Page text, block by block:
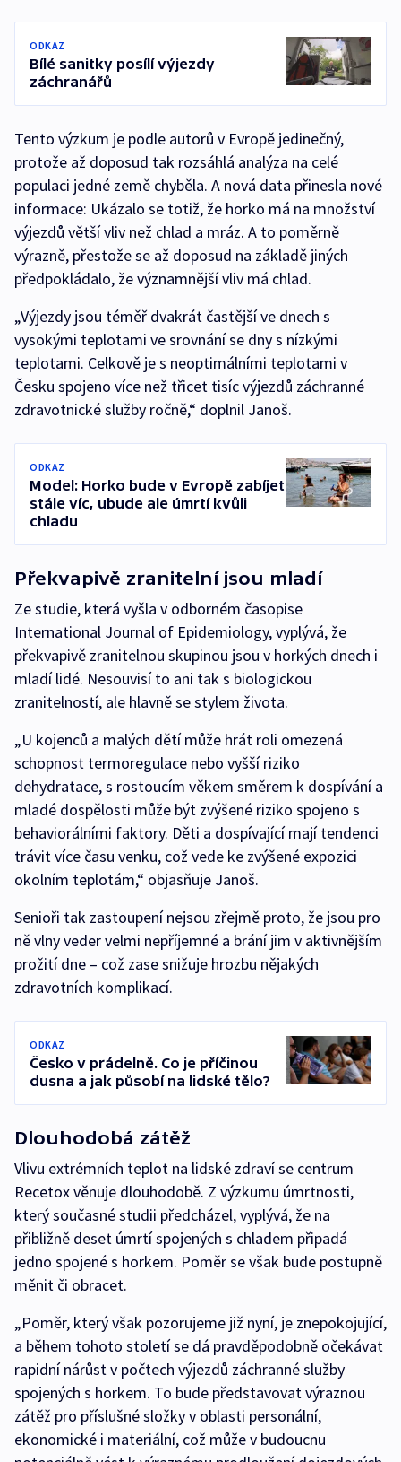
ODKAZ
Bílé sanitky posílí výjezdy
záchranářů
Tento výzkum je podle autorů v Evropě jedinečný,
protože až doposud tak rozsáhlá analýza na celé
populaci jedné země chyběla. A nová data přinesla nové
informace: Ukázalo se totiž, že horko má na množství
výjezdů větší vliv než chlad a mráz. A to poměrně
výrazně, přestože se až doposud na základě jiných
předpokládalo, že významnější vliv má chlad.
„Výjezdy jsou téměř dvakrát častější ve dnech s
vysokými teplotami ve srovnání se dny s nízkými
teplotami. Celkově je s neoptimálními teplotami v
Česku spojeno více než třicet tisíc výjezdů záchranné
zdravotnické služby ročně,“ doplnil Janoš.
ODKAZ
Model: Horko bude v Evropě zabíjet
stále víc, ubude ale úmrtí kvůli
chladu
Překvapivě zranitelní jsou mladí
Ze studie, která vyšla v odborném časopise
International Journal of Epidemiology, vyplývá, že
překvapivě zranitelnou skupinou jsou v horkých dnech i
mladí lidé. Nesouvisí to ani tak s biologickou
zranitelností, ale hlavně se stylem života.
„U kojenců a malých dětí může hrát roli omezená
schopnost termoregulace nebo vyšší riziko
dehydratace, s rostoucím věkem směrem k dospívání a
mladé dospělosti může být zvýšené riziko spojeno s
behaviorálními faktory. Děti a dospívající mají tendenci
trávit více času venku, což vede ke zvýšené expozici
okolním teplotám,“ objasňuje Janoš.
Senioři tak zastoupení nejsou zřejmě proto, že jsou pro
ně vlny veder velmi nepříjemné a brání jim v aktivnějším
prožití dne – což zase snižuje hrozbu nějakých
zdravotních komplikací.
ODKAZ
Česko v prádelně. Co je příčinou
dusna a jak působí na lidské tělo?
Dlouhodobá zátěž
Vlivu extrémních teplot na lidské zdraví se centrum
Recetox věnuje dlouhodobě. Z výzkumu úmrtnosti,
který současné studii předcházel, vyplývá, že na
přibližně deset úmrtí spojených s chladem připadá
jedno spojené s horkem. Poměr se však bude postupně
měnit či obracet.
„Poměr, který však pozorujeme již nyní, je znepokojující,
a během tohoto století se dá pravděpodobně očekávat
rapidní nárůst v počtech výjezdů záchranné služby
spojených s horkem. To bude představovat výraznou
zátěž pro příslušné složky v oblasti personální,
ekonomické i materiální, což může v budoucnu